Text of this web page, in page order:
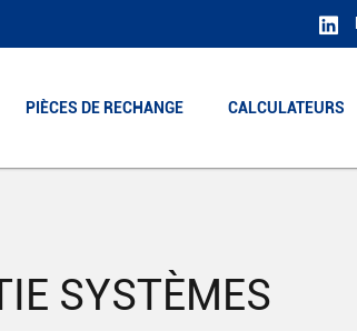
PIÈCES DE RECHANGE
PIÈCES DE RECHANGE CALCULATEURS
CALCULATEURS
SYSTÈMES